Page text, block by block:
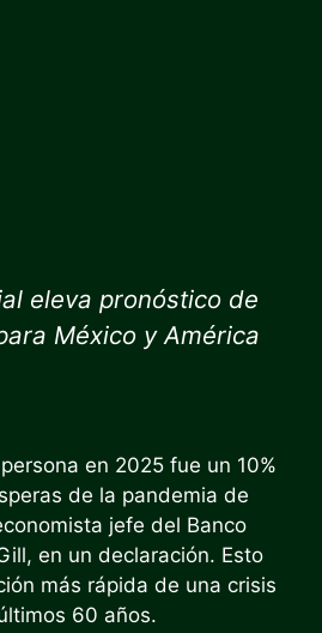
eleva pronóstico de
México y América
en 2025 fue un 10%
de la pandemia de
jefe del Banco
en un declaración. Esto
más rápida de una crisis
60 años.